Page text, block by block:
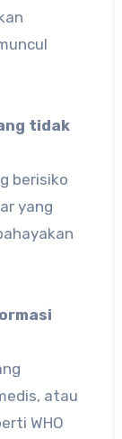
tidak
berisiko
yang
atau
WHO